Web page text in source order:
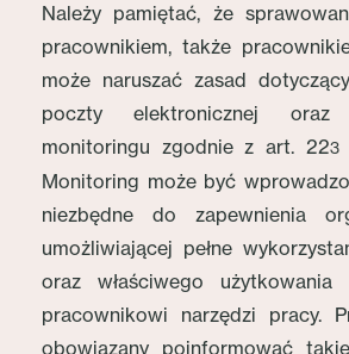
Należy pamiętać, że
pracownikiem, także
może naruszać zasad
poczty elektronicznej
monitoringu zgodnie z art. 223
Monitoring może być
niezbędne do zapewnienia
umożliwiającej pełne
oraz właściwego użytkowania
pracownikowi narzędzi pracy.
obowiązany poinformować